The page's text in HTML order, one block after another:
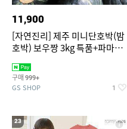
11,900
[자연진리] 제주 미니단호박(밤
호박) 보우짱 3kg 특품+파마산
구매 999+
GS SHOP 1
23